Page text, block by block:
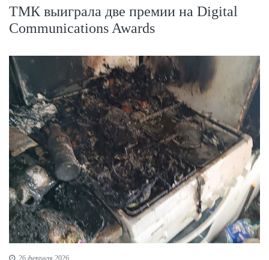
ТМК выиграла две премии на Digital
Communications Awards